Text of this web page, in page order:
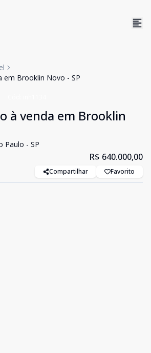
em Brooklin Novo - SP
à venda em Brooklin
Paulo - SP
R$ 640.000,00
Compartilhar Favorito